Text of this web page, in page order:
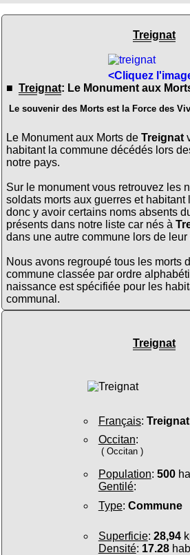
Treignat
<Cliquez
■ Treignat: Le Monument aux
Le souvenir des Morts est la Force des
Le Monument aux Morts de Treignat
habitant la commune décédés lors
notre pays.
Sur le monument vous retrouvez les
soldats morts aux guerres et habitant
donc y avoir certains noms absents
présents dans notre liste car nés à
dans une autre commune lors de
Nous avons regroupé tous les morts
commune classée par ordre
naissance est spécifiée pour les
communal.
Treignat
Français: Treignat
Occitan:
( Occitan )
Population: 500
Gentilé:
Type: Commune
Superficie: 28,94
Densité: 17.28